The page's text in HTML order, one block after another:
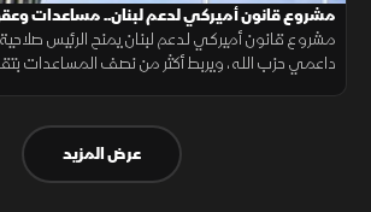
مشروع قانون أميركي لدعم لبنان.. مساعدات
مشروع قانون أميركي لدعم لبنان يمنح الرئيس
داعمي حزب الله، ويربط أكثر من نصف المساعدات
عرض المزيد